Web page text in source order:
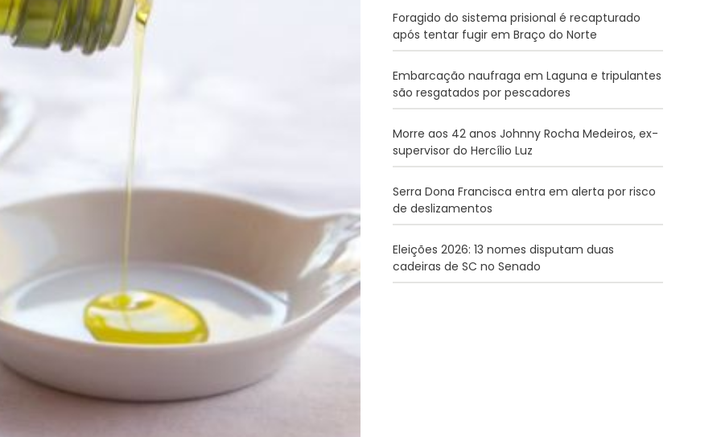
Foragido do sistema prisional é recapturado
após tentar fugir em Braço do Norte
Embarcação naufraga em Laguna e tripulantes
são resgatados por pescadores
Morre aos 42 anos Johnny Rocha Medeiros, ex-
supervisor do Hercílio Luz
Serra Dona Francisca entra em alerta por risco
de deslizamentos
Eleições 2026: 13 nomes disputam duas
cadeiras de SC no Senado